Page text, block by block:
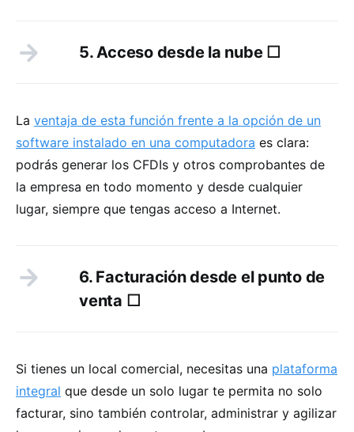
5. Acceso desde la nube ☐
La ventaja de esta función frente a la opción de un
software instalado en una computadora es clara:
podrás generar los CFDIs y otros comprobantes de
la empresa en todo momento y desde cualquier
lugar, siempre que tengas acceso a Internet.
6. Facturación desde el punto de
venta ☐
Si tienes un local comercial, necesitas una plataforma
integral que desde un solo lugar te permita no solo
facturar, sino también controlar, administrar y agilizar